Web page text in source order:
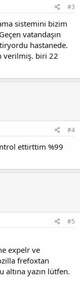
#3
sistemini bizim
vatandaşın
hastanede.
verilmiş. biri 22
#4
ettirttim %99
#5
expelr ve
frefoxtan
altına yazın lütfen.